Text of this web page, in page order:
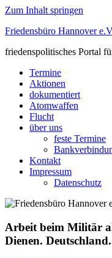
Zum Inhalt springen
Friedensbüro Hannover
friedenspolitisches Portal
Termine
Aktionen
dokumentiert
Atomwaffen
Flucht
über uns
feste Termine
Kontakt
Impressum
Datenschutz
Arbeit beim Militär
Dienen.